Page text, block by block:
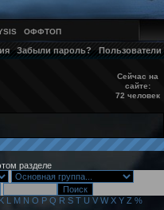
ОФФТОП
Забыли пароль? Пользователи
Сейчас на
сайте:
72 человек
разделе
K L M N O P Q R S T U V W X Y Z %